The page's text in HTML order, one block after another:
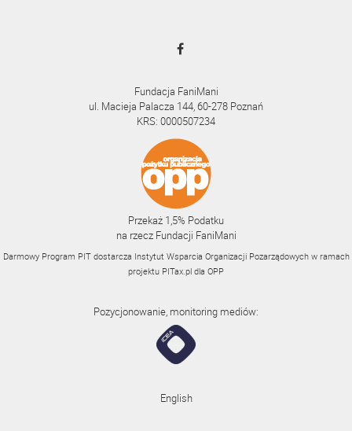
Fundacja FaniMani
ul. Macieja Palacza 144, 60-278 Poznań
KRS: 0000507234
Przekaż 1,5% Podatku
na rzecz Fundacji FaniMani
Darmowy Program PIT dostarcza Instytut Wsparcia Organizacji Pozarządowych w ramach
projektu PITax.pl dla OPP
Pozycjonowanie, monitoring mediów:
English